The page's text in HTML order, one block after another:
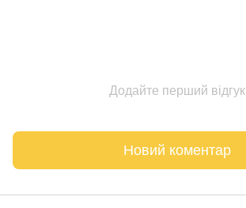
Додайте перший відгук
Новий коментар